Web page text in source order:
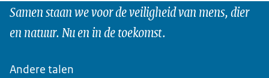
Samen staan we voor de veiligheid van mens, dier
en natuur. Nu en in de toekomst.
Andere talen